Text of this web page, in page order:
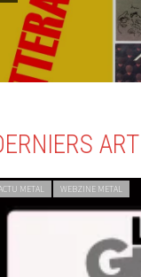
METAL WEBZINE METAL